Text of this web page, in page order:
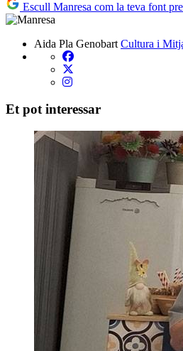
Escull Manresa com la teva font
Aida Pla Genobart Cultura i
Et pot interessar